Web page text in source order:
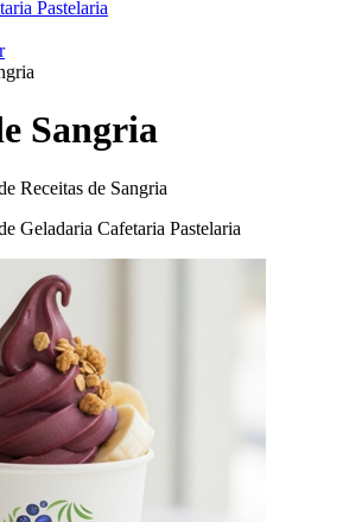
Pastelaria
Sangria
Receitas de Sangria
Geladaria Cafetaria Pastelaria